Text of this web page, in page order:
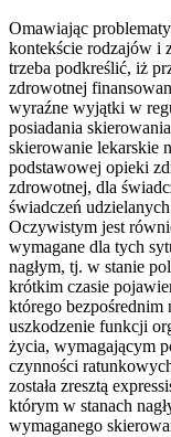
Omawiając
kontekście rodzajów i
trzeba podkreślić, iż
zdrowotnej
wyraźne wyjątki w
posiadania
skierowanie lekarskie
podstawowej opieki
zdrowotnej, dla
świadczeń
Oczywistym jest
wymagane dla tych
nagłym, tj. w stanie
krótkim czasie
którego bezpośrednim
uszkodzenie funkcji
życia, wymagającym
czynności
została zresztą
którym w stanach
wymaganego